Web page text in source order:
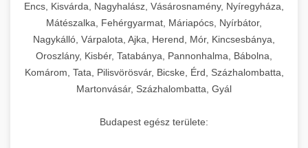
Encs, Kisvárda, Nagyhalász, Vásárosnamény, Nyíregyháza,
Mátészalka, Fehérgyarmat, Máriapócs, Nyírbátor,
Nagykálló, Várpalota, Ajka, Herend, Mór, Kincsesbánya,
Oroszlány, Kisbér, Tatabánya, Pannonhalma, Bábolna,
Komárom, Tata, Pilisvörösvár, Bicske, Érd, Százhalombatta,
Martonvásár, Százhalombatta, Gyál
Budapest egész területe: